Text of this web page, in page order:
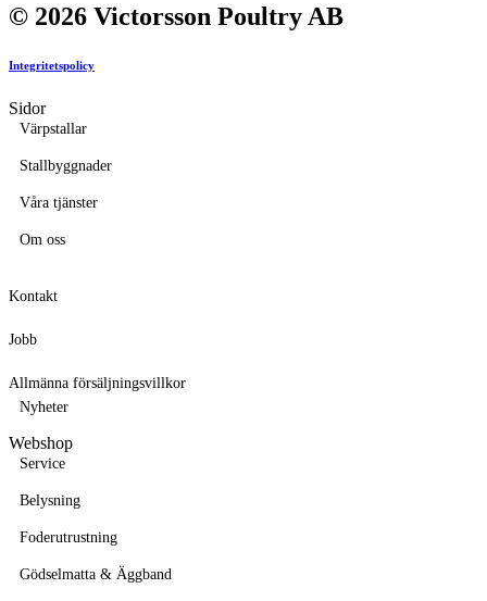
© 2026 Victorsson Poultry AB
Integritetspolicy
Sidor
Värpstallar
Stallbyggnader
Våra tjänster
Om oss
Kontakt
Jobb
Allmänna försäljningsvillkor
Nyheter
Webshop
Service
Belysning
Foderutrustning
Gödselmatta & Äggband